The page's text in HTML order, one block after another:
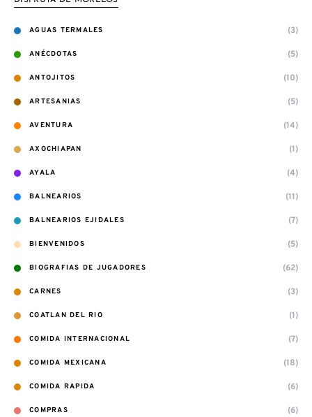
AGUAS TERMALES (3)
ANÉCDOTAS (5)
ANTOJITOS (10)
ARTESANIAS (5)
AVENTURA (14)
AXOCHIAPAN (1)
AYALA (4)
BALNEARIOS (11)
BALNEARIOS EJIDALES (7)
BIENVENIDOS (5)
BIOGRAFIAS DE JUGADORES (62)
CARNES (3)
COATLAN DEL RIO (1)
COMIDA INTERNACIONAL (7)
COMIDA MEXICANA (18)
COMIDA RAPIDA (6)
COMPRAS (6)